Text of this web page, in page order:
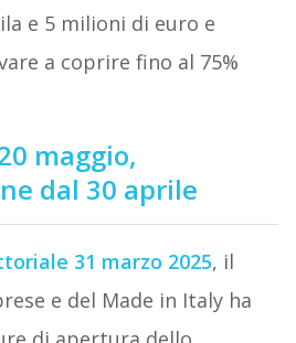
e 5 milioni di euro e
a coprire fino al 75%
maggio,
dal 30 aprile
31 marzo 2025, il
e del Made in Italy ha